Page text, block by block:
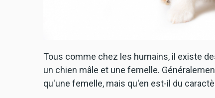
Tous comme chez les humains, il existe
un chien mâle et une femelle.
qu'une femelle, mais qu'en est-il du